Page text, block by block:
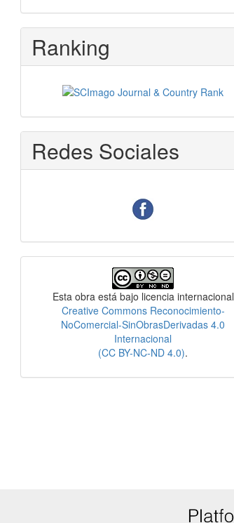
Ranking
Redes Sociales
Esta obra está bajo licencia internacional
Creative Commons Reconocimiento-
NoComercial-SinObrasDerivadas 4.0
Internacional
(CC BY-NC-ND 4.0).